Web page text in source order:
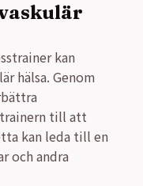
kan
hälsa. Genom
till att
kan leda till en
och andra